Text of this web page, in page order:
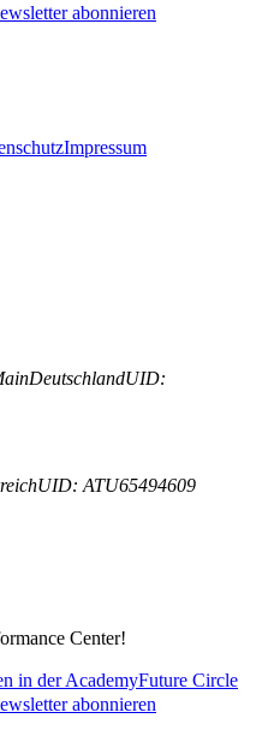
abonnieren
Impressum
DeutschlandUID:
UID: ATU65494609
Center!
in der AcademyFuture Circle
abonnieren